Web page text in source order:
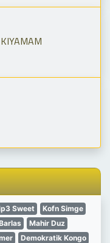
Sweet
Kofn Simge
Mahir Duz
Demokratik Kongo